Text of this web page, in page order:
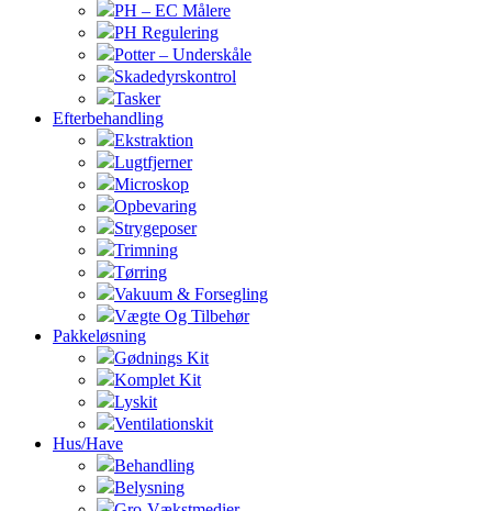
PH – EC Målere
PH Regulering
Potter – Underskåle
Skadedyrskontrol
Tasker
Efterbehandling
Ekstraktion
Lugtfjerner
Microskop
Opbevaring
Strygeposer
Trimning
Tørring
Vakuum & Forsegling
Vægte Og Tilbehør
Pakkeløsning
Gødnings Kit
Komplet Kit
Lyskit
Ventilationskit
Hus/Have
Behandling
Belysning